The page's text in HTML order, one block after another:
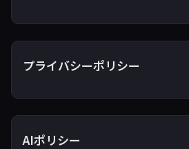
プライバシーポリシー
AIポリシー